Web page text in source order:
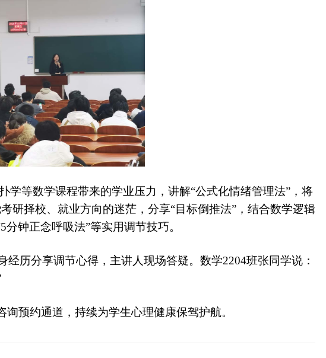
学等数学课程带来的学业压力，讲解“公式化情绪管理法”，将
研择校、就业方向的迷茫，分享“目标倒推法”，结合数学逻辑
钟正念呼吸法”等实用调节技巧。
经历分享调节心得，主讲人现场答疑。数学2204班张同学说：
预约通道，持续为学生心理健康保驾护航。